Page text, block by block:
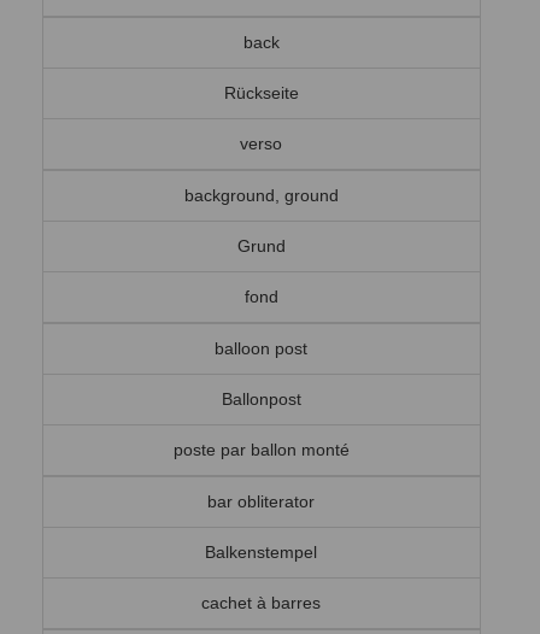
back
Rückseite
verso
background, ground
Grund
fond
balloon post
Ballonpost
poste par ballon monté
bar obliterator
Balkenstempel
cachet à barres